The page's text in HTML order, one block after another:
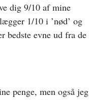
dig 9/10 af mine
1/10 i ’nød’ og
bedste evne ud fra de
penge, men også jeg